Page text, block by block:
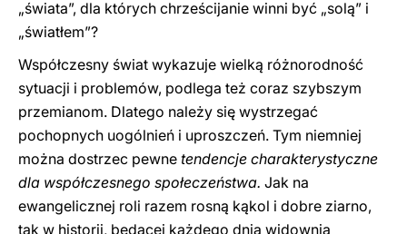
„świata”, dla których chrześcijanie winni być „solą” i
„światłem”?
Współczesny świat wykazuje wielką różnorodność
sytuacji i problemów, podlega też coraz szybszym
przemianom. Dlatego należy się wystrzegać
pochopnych uogólnień i uproszczeń. Tym niemniej
można dostrzec pewne tendencje charakterystyczne
dla współczesnego społeczeństwa. Jak na
ewangelicznej roli razem rosną kąkol i dobre ziarno,
tak w historii, będącej każdego dnia widownią